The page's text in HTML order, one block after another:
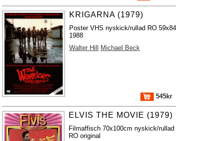
KRIGARNA (1979)
Poster VHS nyskick/rullad RO 59x84
1988
Walter Hill
Michael Beck
545kr
ELVIS THE MOVIE (1979)
Filmaffisch 70x100cm nyskick/rullad
RO original